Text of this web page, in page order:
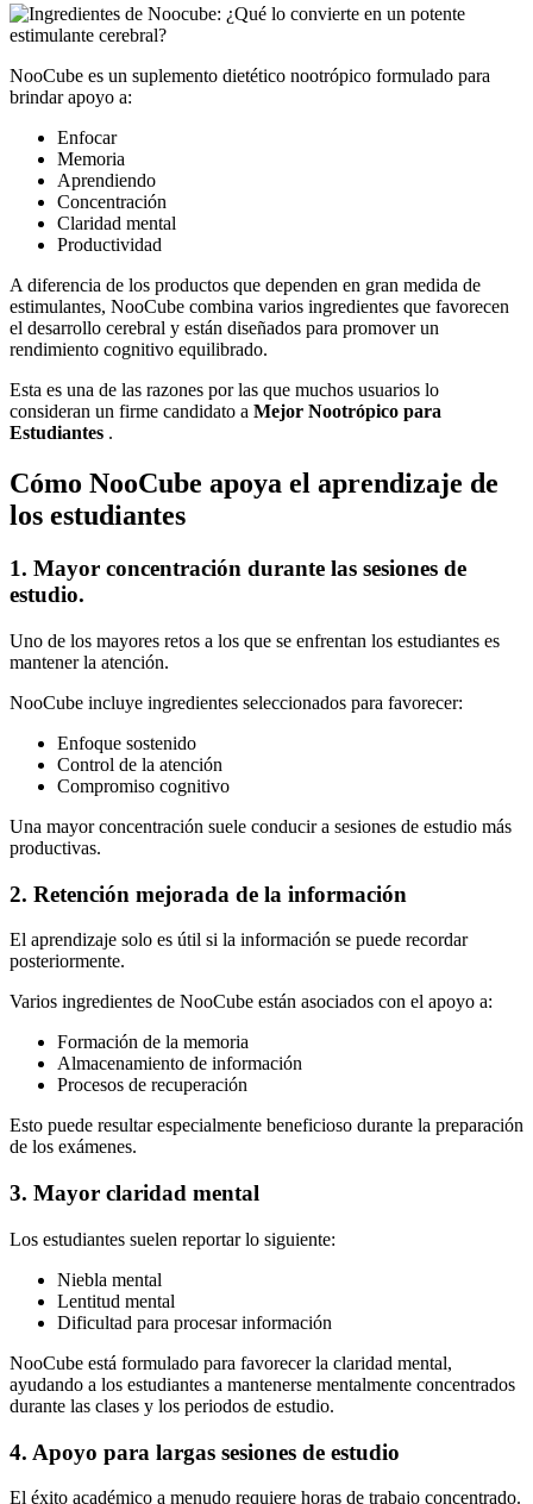
NooCube es un suplemento dietético nootrópico formulado para
brindar apoyo a:
Enfocar
Memoria
Aprendiendo
Concentración
Claridad mental
Productividad
A diferencia de los productos que dependen en gran medida de
estimulantes, NooCube combina varios ingredientes que favorecen
el desarrollo cerebral y están diseñados para promover un
rendimiento cognitivo equilibrado.
Esta es una de las razones por las que muchos usuarios lo
consideran un firme candidato a Mejor Nootrópico para
Estudiantes .
Cómo NooCube apoya el aprendizaje de
los estudiantes
1. Mayor concentración durante las sesiones de
estudio.
Uno de los mayores retos a los que se enfrentan los estudiantes es
mantener la atención.
NooCube incluye ingredientes seleccionados para favorecer:
Enfoque sostenido
Control de la atención
Compromiso cognitivo
Una mayor concentración suele conducir a sesiones de estudio más
productivas.
2. Retención mejorada de la información
El aprendizaje solo es útil si la información se puede recordar
posteriormente.
Varios ingredientes de NooCube están asociados con el apoyo a:
Formación de la memoria
Almacenamiento de información
Procesos de recuperación
Esto puede resultar especialmente beneficioso durante la preparación
de los exámenes.
3. Mayor claridad mental
Los estudiantes suelen reportar lo siguiente:
Niebla mental
Lentitud mental
Dificultad para procesar información
NooCube está formulado para favorecer la claridad mental,
ayudando a los estudiantes a mantenerse mentalmente concentrados
durante las clases y los periodos de estudio.
4. Apoyo para largas sesiones de estudio
El éxito académico a menudo requiere horas de trabajo concentrado.